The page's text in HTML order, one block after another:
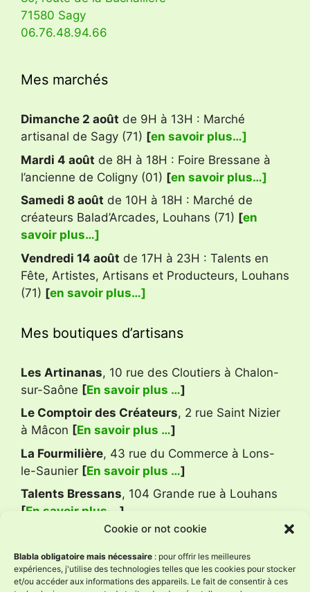
Cookie or not cookie
Blabla obligatoire mais nécessaire : pour offrir les meilleures
expériences, j'utilise des technologies telles que les cookies pour stocker
et/ou accéder aux informations des appareils. Le fait de consentir à ces
71580 Sagy
06.76.48.94.66
Mes marchés
Dimanche 2 août de 9H à 13H : Marché
artisanal de Sagy (71) [en savoir plus…]
Mardi 4 août de 8H à 18H : Foire Bressane à
l’ancienne de Coligny (01) [en savoir plus…]
Samedi 8 août de 10H à 18H : Marché de
créateurs Balad’Arcades, Louhans (71) [en
savoir plus…]
Vendredi 14 août de 17H à 23H : Talents en
Fête, Artistes, Artisans et Producteurs, Louhans
(71) [en savoir plus…]
Mes boutiques d’artisans
Les Artinanas, 10 rue des Cloutiers à Chalon-
sur-Saône [En savoir plus …]
Le Comptoir des Créateurs, 2 rue Saint Nizier
à Mâcon [En savoir plus …]
La Fourmilière, 43 rue du Commerce à Lons-
le-Saunier [En savoir plus …]
Talents Bressans, 104 Grande rue à Louhans
[En savoir plus … ]
Avis Google